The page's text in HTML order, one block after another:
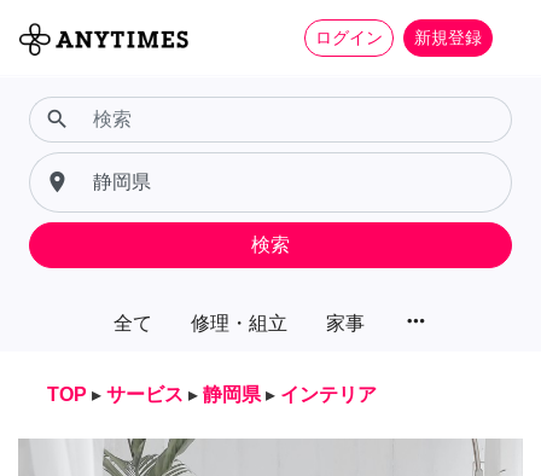
ログイン 新規登録
全て 修理・組立 家事 more_horiz
search
place
検索
TOP ▸ サービス ▸ 静岡県 ▸ インテリア